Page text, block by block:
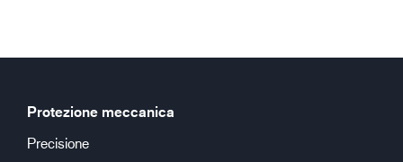
Protezione meccanica
Precisione